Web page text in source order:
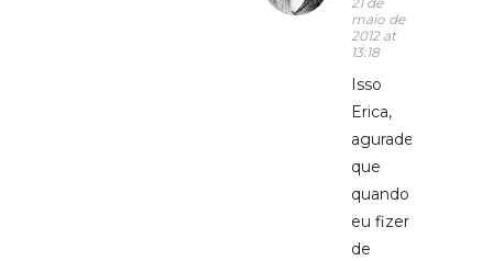
maio de
2012 at
13:18
Isso
Erica,
agurade
que
quando
eu fizer
de